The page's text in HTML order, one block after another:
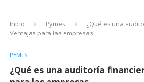
Inicio Pymes
¿Qué es una
Ventajas para las empresas
PYMES
¿Qué es una auditoría